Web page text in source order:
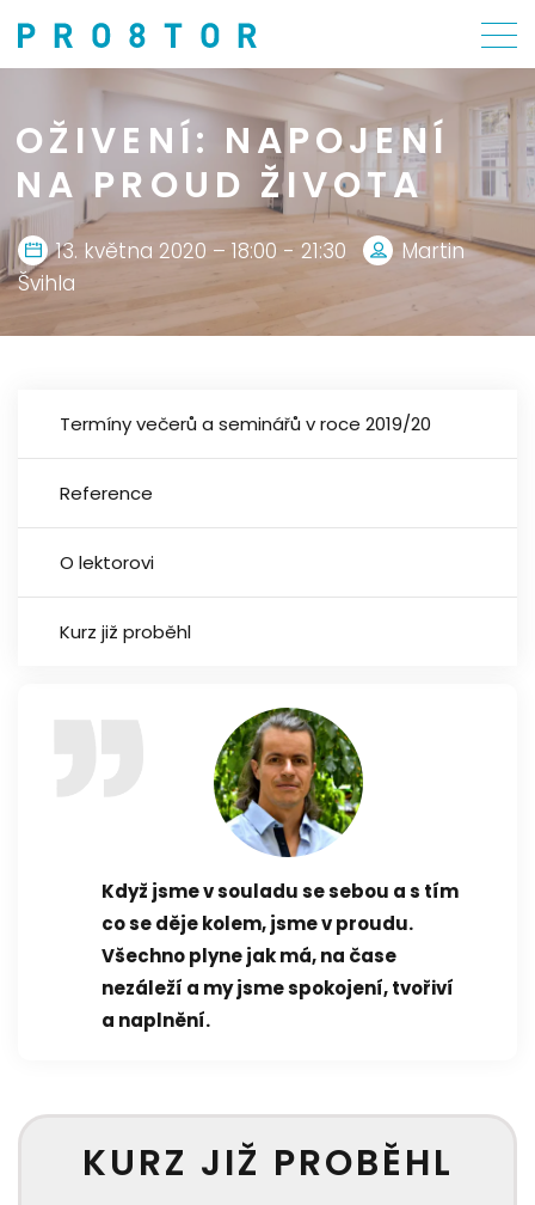
OŽIVENÍ: NAPOJENÍ
NA PROUD ŽIVOTA
13. května 2020 – 18:00 - 21:30
Martin
Švihla
Termíny večerů a seminářů v roce 2019/20
Reference
O lektorovi
Kurz již proběhl
Když jsme v souladu se sebou a s tím
co se děje kolem, jsme v proudu.
Všechno plyne jak má, na čase
nezáleží a my jsme spokojení, tvořiví
a naplnění.
KURZ JIŽ PROBĚHL